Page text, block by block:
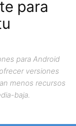
para
para Android
versiones
menos recursos
baja.